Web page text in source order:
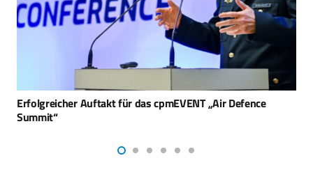
Niederlande beschließen NATO-Ausgaben von 5 Prozent
des BIP